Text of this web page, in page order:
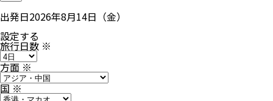
出発日2026年8月14日（金）
設定する
旅行日数 ※
方面※
国※